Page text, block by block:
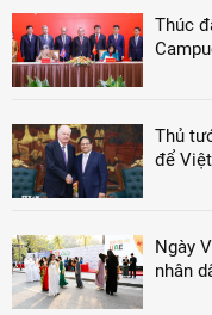
Thúc
Thủ
để
Ngày
nhân